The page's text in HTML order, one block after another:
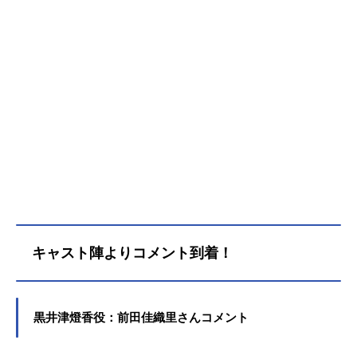
キャスト陣よりコメント到着！
黒井津燈香役：前田佳織里さんコメント